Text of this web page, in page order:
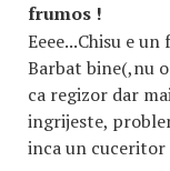
frumos !
Eeee...Chisu e
Barbat bine(,nu
ca regizor dar
ingrijeste,
inca un cuceritor